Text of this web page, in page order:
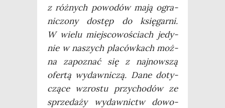
z róż­nych powo­dów mają ogra­
ni­czo­ny dostęp do księ­gar­ni.
W wie­lu miej­sco­wo­ściach jedy­
nie w naszych pla­ców­kach moż­
na zapo­znać się z naj­now­szą
ofer­tą wydaw­ni­czą. Dane doty­
czą­ce wzro­stu przy­cho­dów ze
sprze­da­ży wydaw­nictw dowo­